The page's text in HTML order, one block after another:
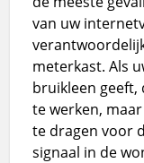
van uw
meterkast. Als
bruikleen
te werken,
te dragen voor
signaal in de